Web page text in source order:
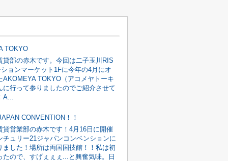
TOKYO
貸部の赤木です。今回は二子玉川RIS
ョンマーケット1Fに今年の4月にオ
AKOMEYA TOKYO（アコメヤトーキ
に行って参りましたのでご紹介させて
A...
CONVENTION！！
貸営業部の赤木です！4月16日に開催
チュリー21ジャパンコンベンションに
ました！場所は両国国技館！！私は初
たので、すげぇぇぇ...と興奮気味。日